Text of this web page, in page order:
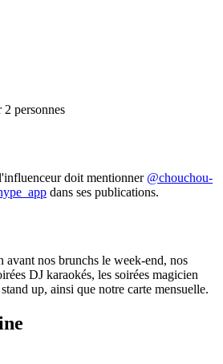
personnes
doit mentionner @chouchou-
dans ses publications.
avant nos brunchs le week-end, nos
DJ karaokés, les soirées magicien
up, ainsi que notre carte mensuelle.